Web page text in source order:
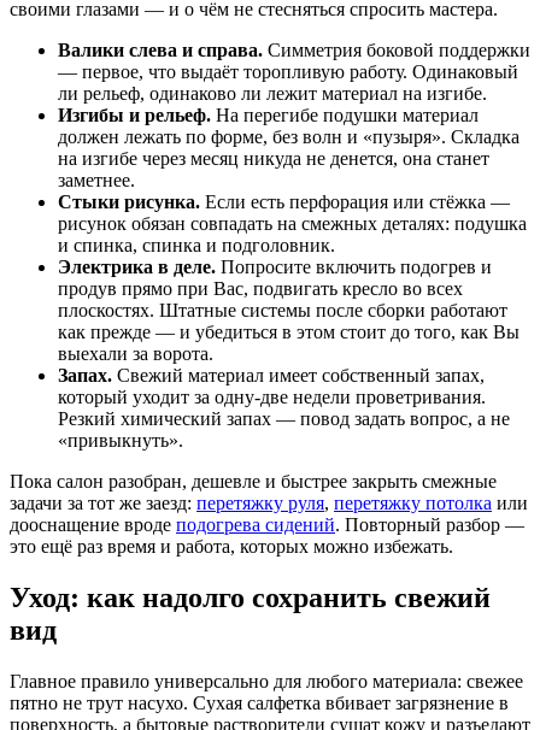
своими глазами — и о чём не стесняться спросить мастера.
Валики слева и справа. Симметрия боковой поддержки
— первое, что выдаёт торопливую работу. Одинаковый
ли рельеф, одинаково ли лежит материал на изгибе.
Изгибы и рельеф. На перегибе подушки материал
должен лежать по форме, без волн и «пузыря». Складка
на изгибе через месяц никуда не денется, она станет
заметнее.
Стыки рисунка. Если есть перфорация или стёжка —
рисунок обязан совпадать на смежных деталях: подушка
и спинка, спинка и подголовник.
Электрика в деле. Попросите включить подогрев и
продув прямо при Вас, подвигать кресло во всех
плоскостях. Штатные системы после сборки работают
как прежде — и убедиться в этом стоит до того, как Вы
выехали за ворота.
Запах. Свежий материал имеет собственный запах,
который уходит за одну-две недели проветривания.
Резкий химический запах — повод задать вопрос, а не
«привыкнуть».
Пока салон разобран, дешевле и быстрее закрыть смежные
задачи за тот же заезд: перетяжку руля, перетяжку потолка или
дооснащение вроде подогрева сидений. Повторный разбор —
это ещё раз время и работа, которых можно избежать.
Уход: как надолго сохранить свежий
вид
Главное правило универсально для любого материала: свежее
пятно не трут насухо. Сухая салфетка вбивает загрязнение в
поверхность, а бытовые растворители сушат кожу и разъедают